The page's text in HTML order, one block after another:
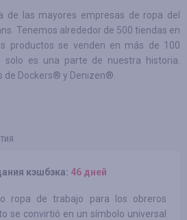
de las mayores empresas de ropa del
Tenemos alrededor de 500 tiendas en
productos se venden en más de 100
solo es una parte de nuestra historia.
de Dockers® y Denizen®.
кэшбэка: 46 дней
ropa de trabajo para los obreros
se convirtió en un símbolo universal